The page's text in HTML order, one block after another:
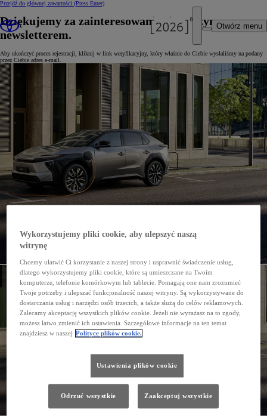
Przejdź do głównej zawartości (Press Enter)
Otwórz menu
Dziękujemy za zainteresowanie się naszym
newsletterem.
Aby ukończyć proces rejestracji, kliknij w link weryfikacyjny, który właśnie do Ciebie wysłaliśmy na podany
przez Ciebie adres e-mail.
Wykorzystujemy pliki cookie, aby ulepszyć naszą
witrynę
Chcemy ułatwić Ci korzystanie z naszej strony i usprawnić świadczenie usług,
dlatego wykorzystujemy pliki cookie, które są umieszczane na Twoim
komputerze, telefonie komórkowym lub tablecie. Pomagają one nam zrozumieć
Twoje potrzeby i ulepszać funkcjonalność naszej witryny. Są wykorzystywane do
dostarczania usług i narzędzi osób trzecich, a także służą do celów reklamowych.
Zalecamy akceptację wszystkich plików cookie. Jeżeli nie wyrażasz na to zgody,
możesz łatwo zmienić ich ustawienia. Szczegółowe informacje na ten temat
znajdziesz w naszej Polityce plików cookie.
Ustawienia plików cookie
Odrzuć wszystkie Zaakceptuj wszystkie